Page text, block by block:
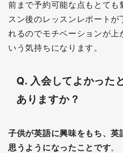
前まで予約可能な点もとても
スン後のレッスンレポートが
れるのでモチベーションが上
いう気持ちになります。
Q. 入会してよかった
ありますか？
子供が英語に興味をもち、英
思うようになったことです。